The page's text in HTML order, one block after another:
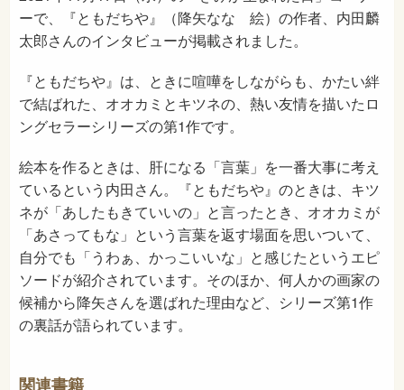
ーで、『ともだちや』（降矢なな 絵）の作者、内田麟
太郎さんのインタビューが掲載されました。
『ともだちや』は、ときに喧嘩をしながらも、かたい絆
で結ばれた、オオカミとキツネの、熱い友情を描いたロ
ングセラーシリーズの第1作です。
絵本を作るときは、肝になる「言葉」を一番大事に考え
ているという内田さん。『ともだちや』のときは、キツ
ネが「あしたもきていいの」と言ったとき、オオカミが
「あさってもな」という言葉を返す場面を思いついて、
自分でも「うわぁ、かっこいいな」と感じたというエピ
ソードが紹介されています。そのほか、何人かの画家の
候補から降矢さんを選ばれた理由など、シリーズ第1作
の裏話が語られています。
関連書籍